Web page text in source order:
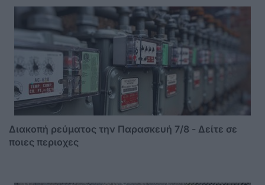
Διακοπή ρεύματος την Παρασκευή 7/8 - Δείτε σε
ποιες περιοχες